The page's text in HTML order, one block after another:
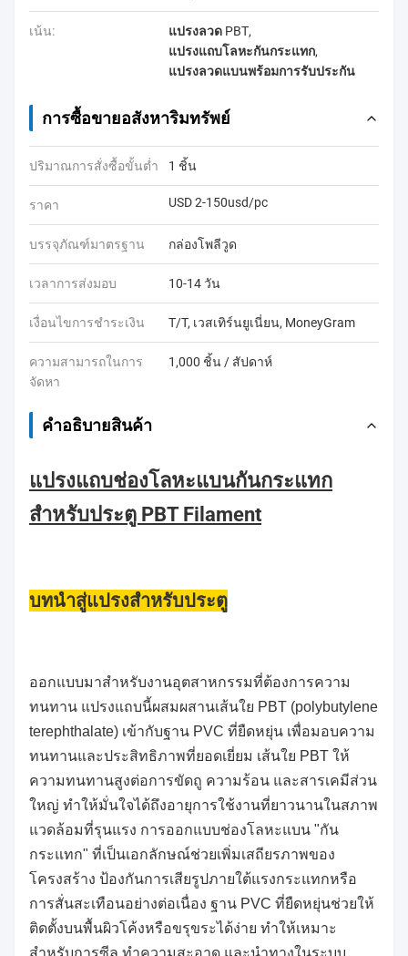
เน้น: แปรงลวด PBT,
แปรงแถบโลหะกันกระแทก,
แปรงลวดแบนพร้อมการรับประกัน
การซื้อขายอสังหาริมทรัพย์
ปริมาณการสั่งซื้อขั้นต่ำ 1 ชิ้น
ราคา USD 2-150usd/pc
บรรจุภัณฑ์มาตรฐาน กล่องโพลีวูด
เวลาการส่งมอบ 10-14 วัน
เงื่อนไขการชำระเงิน T/T, เวสเทิร์นยูเนี่ยน, MoneyGram
ความสามารถในการ
จัดหา
1,000 ชิ้น / สัปดาห์
คําอธิบายสินค้า
แปรงแถบช่องโลหะแบนกันกระแทก
สำหรับประตู PBT Filament
บทนำสู่แปรงสำหรับประตู
ออกแบบมาสำหรับงานอุตสาหกรรมที่ต้องการความ
ทนทาน แปรงแถบนี้ผสมผสานเส้นใย PBT (polybutylene
terephthalate) เข้ากับฐาน PVC ที่ยืดหยุ่น เพื่อมอบความ
ทนทานและประสิทธิภาพที่ยอดเยี่ยม เส้นใย PBT ให้
ความทนทานสูงต่อการขัดถู ความร้อน และสารเคมีส่วน
ใหญ่ ทำให้มั่นใจได้ถึงอายุการใช้งานที่ยาวนานในสภาพ
แวดล้อมที่รุนแรง การออกแบบช่องโลหะแบน "กัน
กระแทก" ที่เป็นเอกลักษณ์ช่วยเพิ่มเสถียรภาพของ
โครงสร้าง ป้องกันการเสียรูปภายใต้แรงกระแทกหรือ
การสั่นสะเทือนอย่างต่อเนื่อง ฐาน PVC ที่ยืดหยุ่นช่วยให้
ติดตั้งบนพื้นผิวโค้งหรือขรุขระได้ง่าย ทำให้เหมาะ
สำหรับการซีล ทำความสะอาด และนำทางในระบบ